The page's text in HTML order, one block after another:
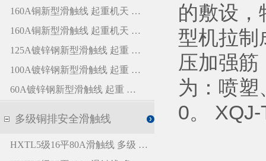
的敷设，
型机拉制
压加强
为：喷塑
0。